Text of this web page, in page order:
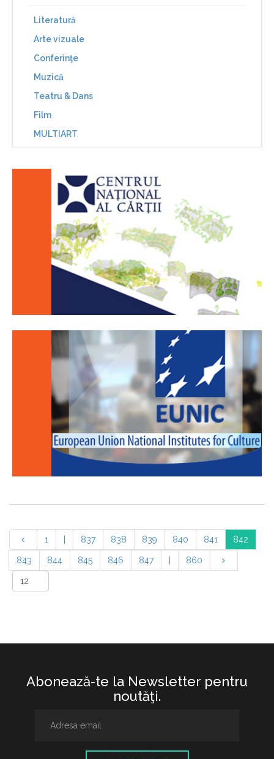
Literatură
Arte vizuale
Conferinţe
Muzică
Teatru & Dans
Film
MULTIART
1 837 838 839 840 841 842
843 844 845 846 847 860
Abonează-te la Newsletter pentru
noutăţi.